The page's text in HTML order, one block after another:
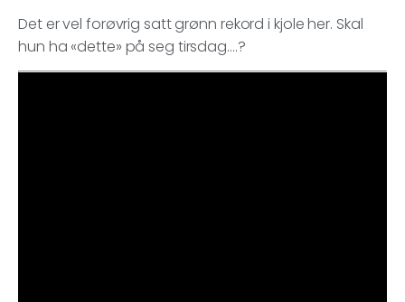
Det er vel forøvrig satt grønn rekord i kjole her. Skal
hun ha «dette» på seg tirsdag….?